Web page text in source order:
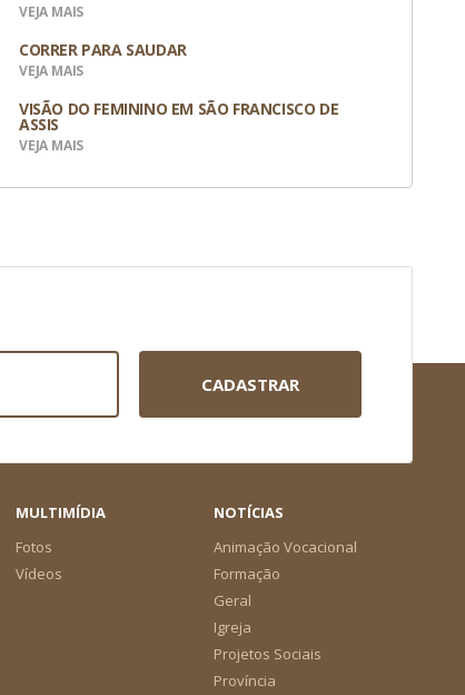
VEJA MAIS
CORRER PARA SAUDAR
VEJA MAIS
VISÃO DO FEMININO EM SÃO FRANCISCO DE
ASSIS
VEJA MAIS
CADASTRAR
MULTIMÍDIA
Fotos
Vídeos
NOTÍCIAS
Animação Vocacional
Formação
Geral
Igreja
Projetos Sociais
Província